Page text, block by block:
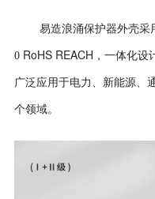
易造浪涌保护器外壳采
0 RoHS REACH ，一体化设
广泛应用于电力、新能源、
个领域。